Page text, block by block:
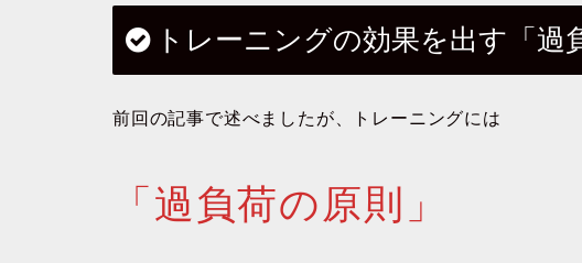
トレーニングの効果を出す「過
前回の記事で述べましたが、トレーニングには
「過負荷の原則」